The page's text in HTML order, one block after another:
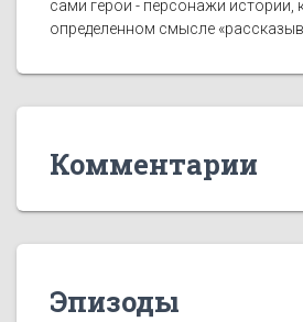
сами герои - персонажи истории,
определенном смысле
Комментарии
Эпизоды